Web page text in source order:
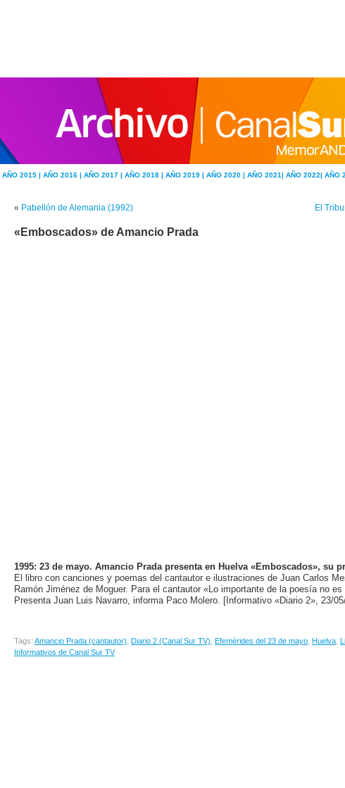
AÑO 2015 | AÑO 2016 | AÑO 2017 | AÑO 2018 | AÑO 2019 | AÑO 2020 | AÑO 2021| AÑO 2022| AÑO
« Pabellón de Alemania (1992) El
«Emboscados» de Amancio Prada
1995: 23 de mayo. Amancio Prada presenta en Huelva «Emboscados», su
El libro con canciones y poemas del cantautor e ilustraciones de Juan Carlos
Ramón Jiménez de Moguer. Para el cantautor «Lo importante de la poesía no
Presenta Juan Luis Navarro, informa Paco Molero. [Informativo «Diario 2», 23/
Tags: Amancio Prada (cantautor) Diario 2 (Canal Sur TV) Efemérides del 23 de mayo Huelva
Informativos de Canal Sur TV